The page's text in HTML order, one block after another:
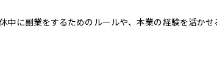
中に副業をするためのルールや、本業の経験を活かせ